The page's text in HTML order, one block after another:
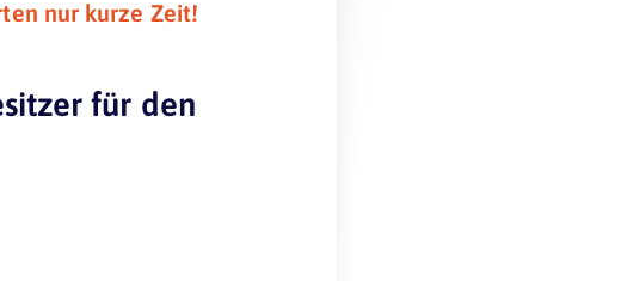
nur kurze Zeit!
für den